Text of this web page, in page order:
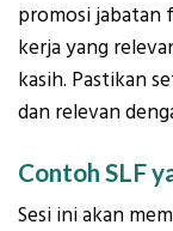
promosi jabatan
kerja yang
kasih. Pastikan
dan relevan
Contoh SLF
Sesi ini akan